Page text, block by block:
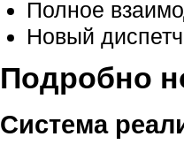
Полное
Новый
Подробно
Система